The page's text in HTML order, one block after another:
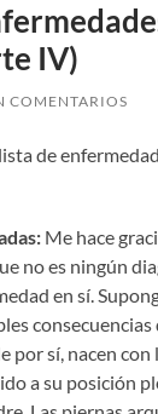
IV)
COMENTARIOS
de
Me hace
no es ningún
en sí.
por sí, nacen
a su posición